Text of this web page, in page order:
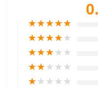
★★★★★
★★★★★
★★★★★
★★★★★
★★★★★